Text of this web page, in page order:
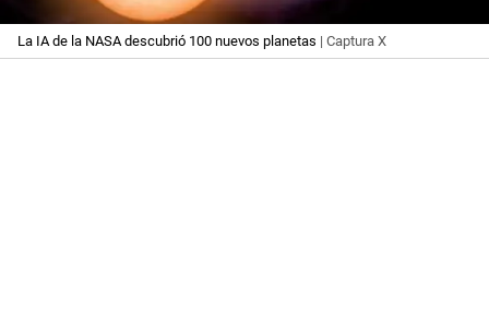
La IA de la NASA descubrió 100 nuevos planetas | Captura X